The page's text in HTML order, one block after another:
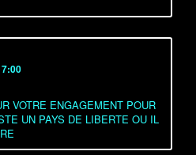
VOTRE ENGAGEMENT POUR
UN PAYS DE LIBERTE OU IL